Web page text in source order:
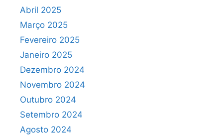
Abril 2025
Março 2025
Fevereiro 2025
Janeiro 2025
Dezembro 2024
Novembro 2024
Outubro 2024
Setembro 2024
Agosto 2024